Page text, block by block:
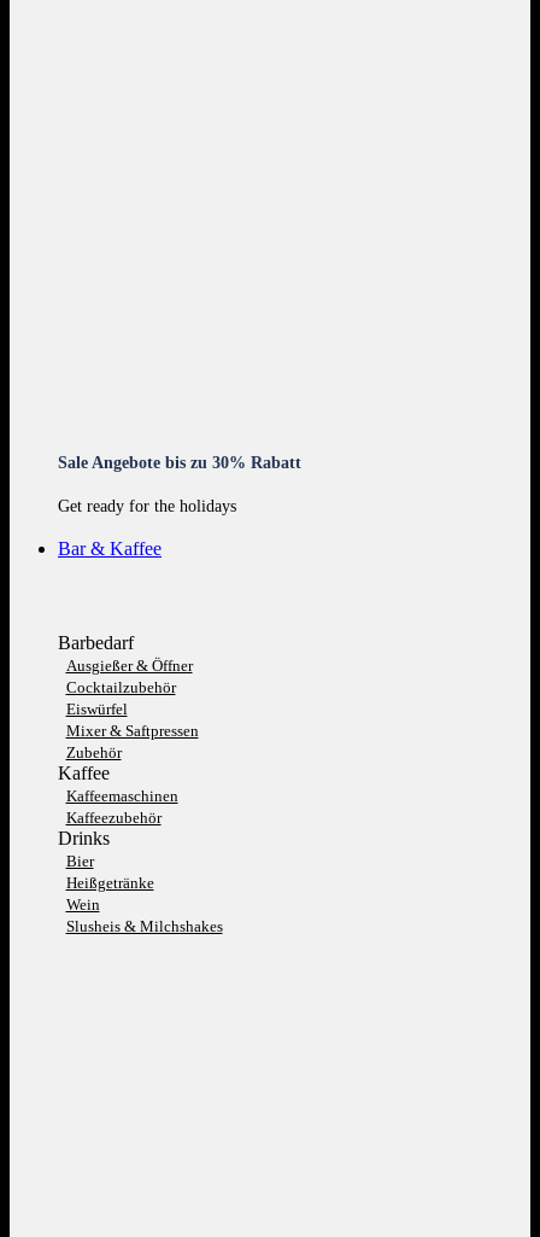
Sale Angebote bis zu 30% Rabatt
Get ready for the holidays
Bar & Kaffee
Barbedarf
Ausgießer & Öffner
Cocktailzubehör
Eiswürfel
Mixer & Saftpressen
Zubehör
Kaffee
Kaffeemaschinen
Kaffeezubehör
Drinks
Bier
Heißgetränke
Wein
Slusheis & Milchshakes